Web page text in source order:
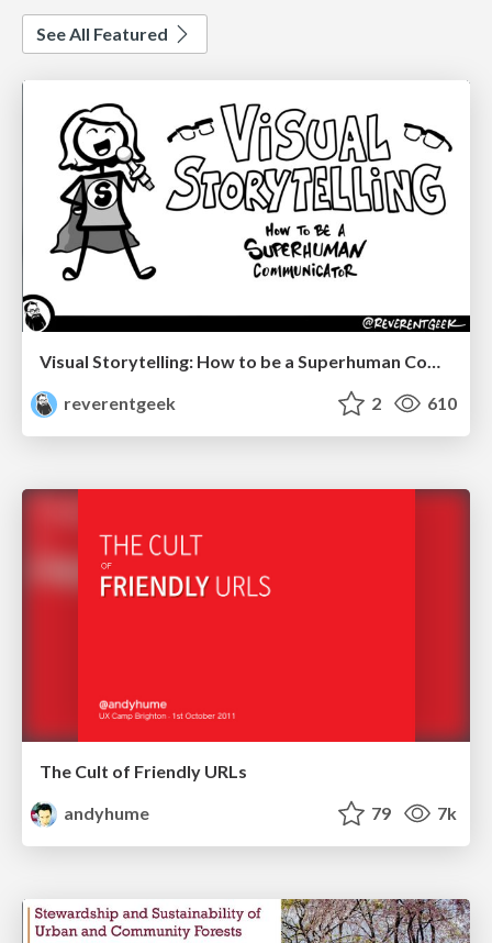
See All Featured
Visual Storytelling: How to be a Superhuman Communicator
reverentgeek
2 610
The Cult of Friendly URLs
andyhume
79 7k